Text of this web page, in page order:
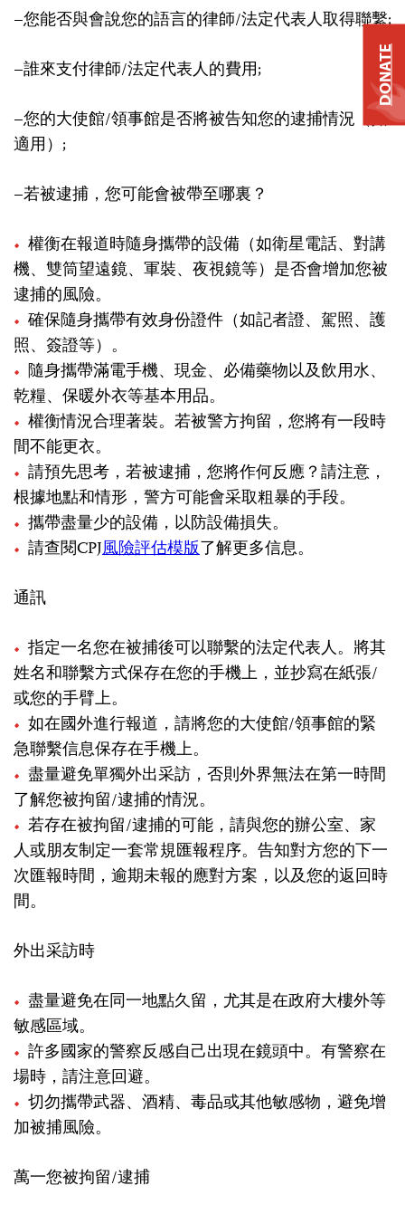
–您能否與會說您的語言的律師/法定代表人取得聯繫;
–誰來支付律師/法定代表人的費用;
–您的大使館/領事館是否將被告知您的逮捕情況（如
適用）;
–若被逮捕，您可能會被帶至哪裏？
權衡在報道時隨身攜帶的設備（如衛星電話、對講
機、雙筒望遠鏡、軍裝、夜視鏡等）是否會增加您被
逮捕的風險。
確保隨身攜帶有效身份證件（如記者證、駕照、護
照、簽證等）。
隨身攜帶滿電手機、現金、必備藥物以及飲用水、
乾糧、保暖外衣等基本用品。
權衡情況合理著裝。若被警方拘留，您將有一段時
間不能更衣。
請預先思考，若被逮捕，您將作何反應？請注意，
根據地點和情形，警方可能會采取粗暴的手段。
攜帶盡量少的設備，以防設備損失。
請查閱CPJ風險評估模版了解更多信息。
通訊
指定一名您在被捕後可以聯繫的法定代表人。將其
姓名和聯繫方式保存在您的手機上，並抄寫在紙張/
或您的手臂上。
如在國外進行報道，請將您的大使館/領事館的緊
急聯繫信息保存在手機上。
盡量避免單獨外出采訪，否則外界無法在第一時間
了解您被拘留/逮捕的情況。
若存在被拘留/逮捕的可能，請與您的辦公室、家
人或朋友制定一套常規匯報程序。告知對方您的下一
次匯報時間，逾期未報的應對方案，以及您的返回時
間。
外出采訪時
盡量避免在同一地點久留，尤其是在政府大樓外等
敏感區域。
許多國家的警察反感自己出現在鏡頭中。有警察在
場時，請注意回避。
切勿攜帶武器、酒精、毒品或其他敏感物，避免增
加被捕風險。
萬一您被拘留/逮捕
DONATE